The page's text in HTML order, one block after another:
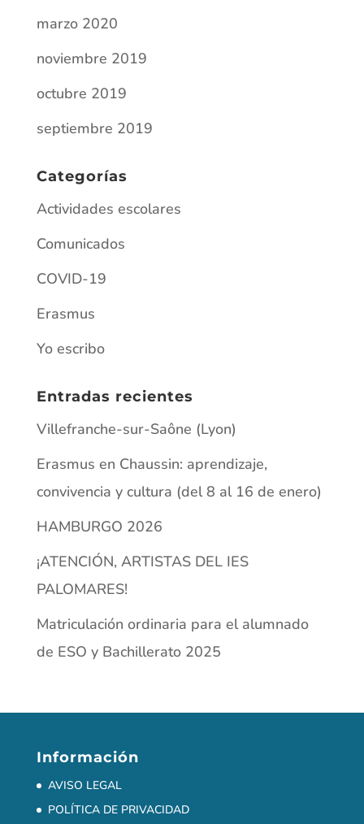
marzo 2020
noviembre 2019
octubre 2019
septiembre 2019
Categorías
Actividades escolares
Comunicados
COVID-19
Erasmus
Yo escribo
Entradas recientes
Villefranche-sur-Saône (Lyon)
Erasmus en Chaussin: aprendizaje,
convivencia y cultura (del 8 al 16 de enero)
HAMBURGO 2026
¡ATENCIÓN, ARTISTAS DEL IES
PALOMARES!
Matriculación ordinaria para el alumnado
de ESO y Bachillerato 2025
Información
AVISO LEGAL
POLÍTICA DE PRIVACIDAD